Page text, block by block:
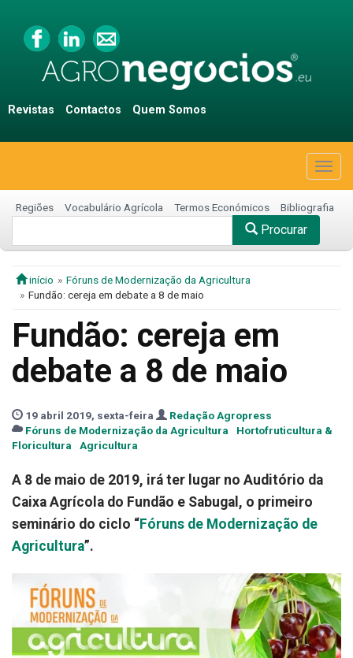
Revistas Contactos Quem Somos
Regiões Vocabulário Agrícola Termos Económicos Bibliografia
Procurar
início
Fóruns de Modernização da Agricultura
Fundão: cereja em debate a 8 de maio
Fundão: cereja em
debate a 8 de maio
19 abril 2019, sexta-feira
Redação Agropress
Fóruns de Modernização da Agricultura
Hortofruticultura &
Floricultura
Agricultura
A 8 de maio de 2019, irá ter lugar no Auditório da
Caixa Agrícola do Fundão e Sabugal, o primeiro
seminário do ciclo “Fóruns de Modernização de
Agricultura”.